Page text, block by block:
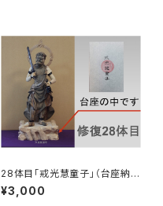
28体目「戒光慧童子」（台座納
入）
¥3,000